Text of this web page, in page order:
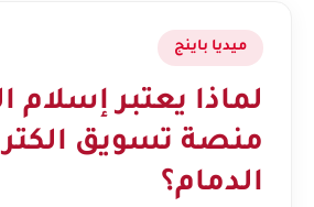
ميديا باينج
لماذا يعتبر إسلام
منصة تسويق
الدمام؟